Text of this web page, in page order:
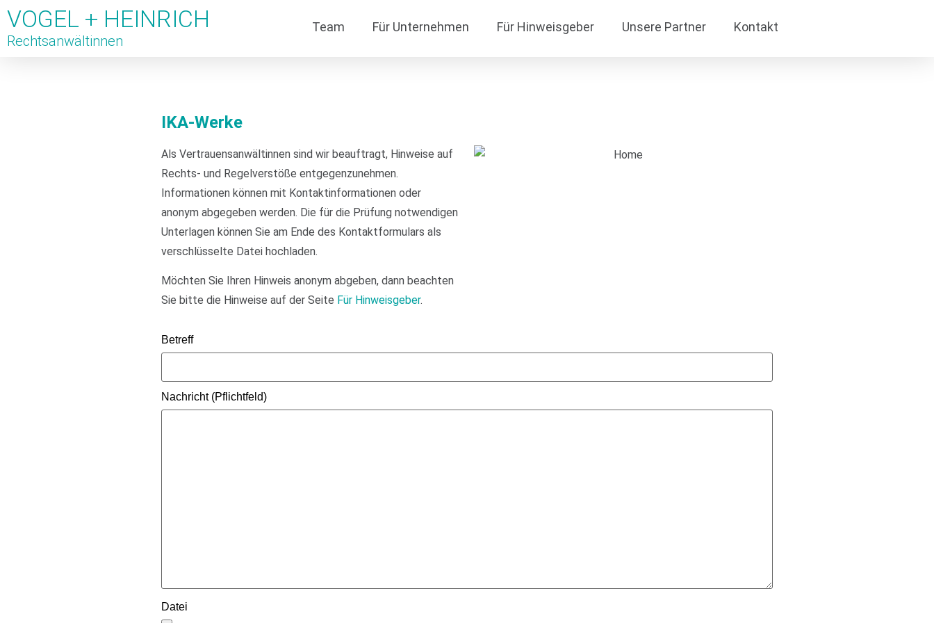
VOGEL + HEINRICH
Rechtsanwältinnen
Team Für Unternehmen Für Hinweisgeber Unsere Partner Kontakt
IKA-Werke
Als Vertrauensanwältinnen sind wir beauftragt, Hinweise auf
Rechts- und Regelverstöße entgegenzunehmen.
Informationen können mit Kontaktinformationen oder
anonym abgegeben werden. Die für die Prüfung notwendigen
Unterlagen können Sie am Ende des Kontaktformulars als
verschlüsselte Datei hochladen.
Möchten Sie Ihren Hinweis anonym abgeben, dann beachten
Sie bitte die Hinweise auf der Seite Für Hinweisgeber.
Betreff
Nachricht (Pflichtfeld)
Datei